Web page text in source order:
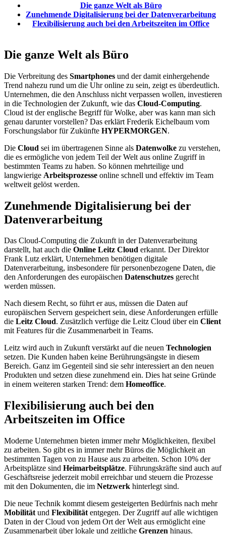
Die ganze Welt als Büro
Zunehmende Digitalisierung bei der Datenverarbeitung
Flexibilisierung auch bei den Arbeitszeiten im Office
Die ganze Welt als Büro
Die Verbreitung des Smartphones und der damit einhergehende
Trend nahezu rund um die Uhr online zu sein, zeigt es überdeutlich.
Unternehmen, die den Anschluss nicht verpassen wollen, investieren
in die Technologien der Zukunft, wie das Cloud-Computing.
Cloud ist der englische Begriff für Wolke, aber was kann man sich
genau darunter vorstellen? Das erklärt Frederik Eichelbaum vom
Forschungslabor für Zukünfte HYPERMORGEN.
Die Cloud sei im übertragenen Sinne als Datenwolke zu verstehen,
die es ermögliche von jedem Teil der Welt aus online Zugriff in
bestimmten Teams zu haben. So können mehrteilige und
langwierige Arbeitsprozesse online schnell und effektiv im Team
weltweit gelöst werden.
Zunehmende Digitalisierung bei der
Datenverarbeitung
Das Cloud-Computing die Zukunft in der Datenverarbeitung
darstellt, hat auch die Online Leitz Cloud erkannt. Der Direktor
Frank Lutz erklärt, Unternehmen benötigen digitale
Datenverarbeitung, insbesondere für personenbezogene Daten, die
den Anforderungen des europäischen Datenschutzes gerecht
werden müssen.
Nach diesem Recht, so führt er aus, müssen die Daten auf
europäischen Servern gespeichert sein, diese Anforderungen erfülle
die Leitz Cloud. Zusätzlich verfüge die Leitz Cloud über ein Client
mit Features für die Zusammenarbeit in Teams.
Leitz wird auch in Zukunft verstärkt auf die neuen Technologien
setzen. Die Kunden haben keine Berührungsängste in diesem
Bereich. Ganz im Gegenteil sind sie sehr interessiert an den neuen
Produkten und setzen diese zunehmend ein. Dies hat seine Gründe
in einem weiteren starken Trend: dem Homeoffice.
Flexibilisierung auch bei den
Arbeitszeiten im Office
Moderne Unternehmen bieten immer mehr Möglichkeiten, flexibel
zu arbeiten. So gibt es in immer mehr Büros die Möglichkeit an
bestimmten Tagen von zu Hause aus zu arbeiten. Schon 10% der
Arbeitsplätze sind Heimarbeitsplätze. Führungskräfte sind auch auf
Geschäftsreise jederzeit mobil erreichbar und steuern die Prozesse
mit den Dokumenten, die im Netzwerk hinterlegt sind.
Die neue Technik kommt diesem gesteigerten Bedürfnis nach mehr
Mobilität und Flexibilität entgegen. Der Zugriff auf alle wichtigen
Daten in der Cloud von jedem Ort der Welt aus ermöglicht eine
Zusammenarbeit über lokale und zeitliche Grenzen hinaus.